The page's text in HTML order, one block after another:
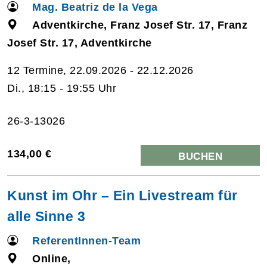
Mag. Beatriz de la Vega
Adventkirche, Franz Josef Str. 17, Franz
Josef Str. 17, Adventkirche
12 Termine, 22.09.2026 - 22.12.2026
Di., 18:15 - 19:55 Uhr
26-3-13026
134,00 € BUCHEN
Kunst im Ohr – Ein Livestream für
alle Sinne 3
ReferentInnen-Team
Online,